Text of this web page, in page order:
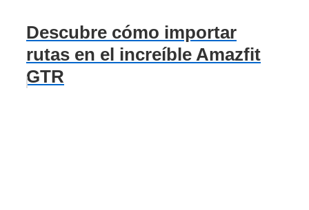
Descubre cómo importar
rutas en el increíble Amazfit
GTR